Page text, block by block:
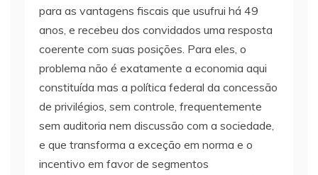
para as vantagens fiscais que usufrui há 49
anos, e recebeu dos convidados uma resposta
coerente com suas posições. Para eles, o
problema não é exatamente a economia aqui
constituída mas a política federal da concessão
de privilégios, sem controle, frequentemente
sem auditoria nem discussão com a sociedade,
e que transforma a exceção em norma e o
incentivo em favor de segmentos